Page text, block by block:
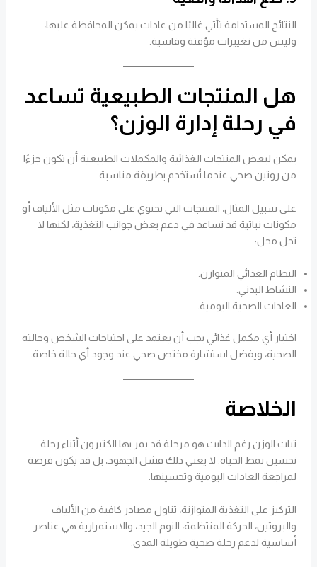
النتائج المستدامة تأتي غالبًا من عادات يمكن المحافظة عليها،
وليس من تغييرات مؤقتة وقاسية.
هل المنتجات الطبيعية تساعد
في رحلة إدارة الوزن؟
يمكن لبعض المنتجات الغذائية والمكملات الطبيعية أن تكون جزءًا
من روتين صحي عندما تُستخدم بطريقة مناسبة.
على سبيل المثال، المنتجات التي تحتوي على مكونات مثل الألياف أو
مكونات نباتية قد تساعد في دعم بعض جوانب التغذية، لكنها لا
تحل محل:
النظام الغذائي المتوازن.
النشاط البدني.
العادات الصحية اليومية.
اختيار أي مكمل غذائي يجب أن يعتمد على احتياجات الشخص وحالته
الصحية، ويفضل استشارة مختص صحي عند وجود أي حالة خاصة.
الخلاصة
ثبات الوزن رغم الدايت هو مرحلة قد يمر بها الكثيرون أثناء رحلة
تحسين نمط الحياة. لا يعني ذلك فشل الجهود، بل قد يكون فرصة
لمراجعة العادات اليومية وتحسينها.
التركيز على التغذية المتوازنة، تناول مصادر كافية من الألياف
والبروتين، الحركة المنتظمة، النوم الجيد، والاستمرارية هي عناصر
أساسية لدعم رحلة صحية طويلة المدى.